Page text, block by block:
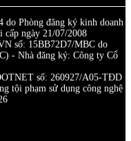
do Phòng đăng ký kinh doanh
ngày 21/07/2008
số: 15BB72D7/MBC do
- Nhà đăng ký: Công ty Cổ
số: 260927/A05-TĐD
tội phạm sử dụng công nghệ